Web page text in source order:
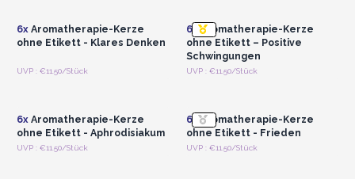
6xAromatherapie-Kerze
ohne Etikett - Klares Denken
UVP : €11.50/Stück
6x Aromatherapie-Kerze
ohne Etikett – Positive
Schwingungen
UVP : €11.50/Stück
Anmelden oder
6xAromatherapie-Kerze
ohne Etikett - Aphrodisiakum
UVP : €11.50/Stück
Anmelden oder
6x Aromatherapie-Kerze
ohne Etikett - Frieden
UVP : €11.50/Stück
Anmelden oder
Anmelden oder